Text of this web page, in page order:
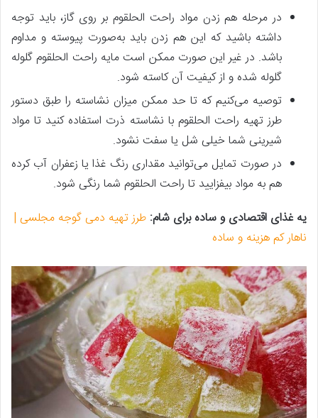
در مرحله هم زدن مواد راحت الحلقوم بر روی گاز، باید توجه
داشته باشید که این هم زدن باید به‌صورت پیوسته و مداوم
باشد. در غیر این صورت ممکن است مایه راحت الحلقوم گلوله
گلوله شده و از کیفیت آن کاسته شود.
توصیه می‌کنیم که تا حد ممکن میزان نشاسته را طبق دستور
طرز تهیه راحت الحلقوم با نشاسته ذرت استفاده کنید تا مواد
شیرینی شما خیلی شل یا سفت نشود.
در صورت تمایل می‌توانید مقداری رنگ غذا یا زعفران آب کرده
هم به مواد بیفزایید تا راحت الحلقوم شما رنگی شود.
یه غذای اقتصادی و ساده برای شام: طرز تهیه دمی گوجه مجلسی |
ناهار کم هزینه و ساده